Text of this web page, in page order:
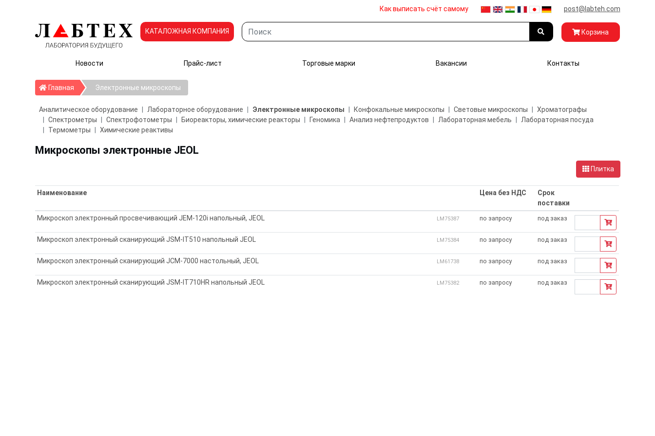
Как выписать счёт самому post@labteh.com
КАТАЛОЖНАЯ КОМПАНИЯ Корзина
Новости Прайс-лист Торговые марки Вакансии Контакты
ГлавнаяГлавнаяЭлектронные микроскопы
Аналитическое оборудование Лабораторное оборудование Электронные микроскопы Конфокальные микроскопы Световые микроскопы
Хроматографы
Спектрометры
Спектрофотометры Биореакторы, химические реакторы Геномика Анализ нефтепродуктов Лабораторная мебель
Лабораторная посуда
Термометры
Химические реактивы
Микроскопы электронные JEOL
Плитка
Наименование Цена без НДС
Срок
поставки
Микроскоп электронный просвечивающий JEM-120i напольный, JEOL
LM75387 по запросу под заказ
Микроскоп электронный сканирующий JSM-IT510 напольный JEOL LM75384 по запросу под заказ
Микроскоп электронный сканирующий JCM-7000 настольный, JEOL LM61738 по запросу под заказ
Микроскоп электронный сканирующий JSM-IT710HR напольный JEOL LM75382 по запросу под заказ